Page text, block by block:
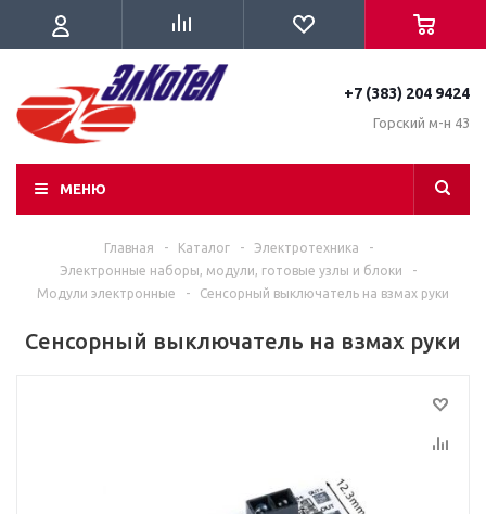
+7 (383) 204 9424
Горский м-н 43
МЕНЮ
Главная - Каталог - Электротехника
-
Электронные наборы, модули, готовые узлы и блоки
-
Модули электронные
- Сенсорный выключатель на взмах руки
Сенсорный выключатель на взмах руки